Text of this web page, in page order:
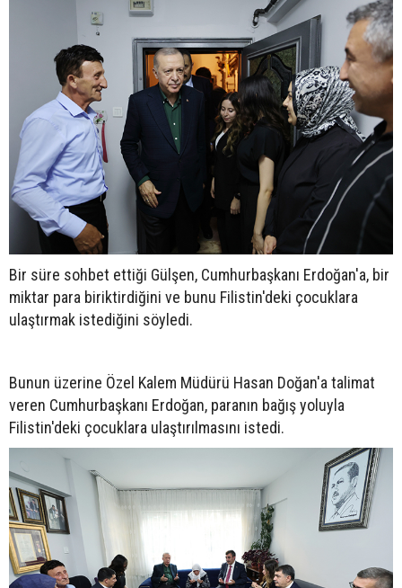
Bir süre sohbet ettiği Gülşen, Cumhurbaşkanı Erdoğan'a, bir
miktar para biriktirdiğini ve bunu Filistin'deki çocuklara
ulaştırmak istediğini söyledi.
Bunun üzerine Özel Kalem Müdürü Hasan Doğan'a talimat
veren Cumhurbaşkanı Erdoğan, paranın bağış yoluyla
Filistin'deki çocuklara ulaştırılmasını istedi.